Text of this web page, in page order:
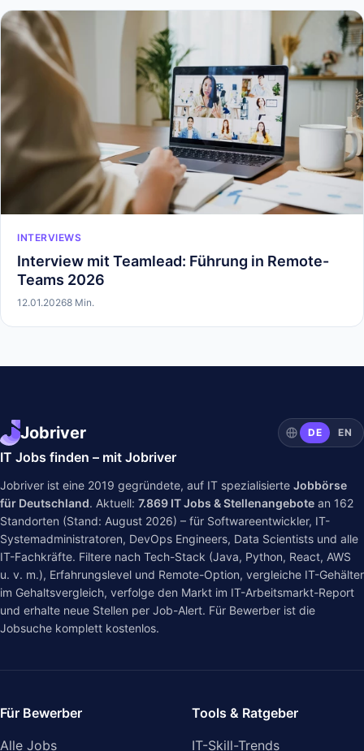
INTERVIEWS
Interview mit Teamlead: Führung in Remote-
Teams 2026
12.01.20268 Min.
Jobriver DE EN
IT Jobs finden – mit Jobriver
Jobriver ist eine 2019 gegründete, auf IT spezialisierte Jobbörse
für Deutschland. Aktuell: 7.869 IT Jobs & Stellenangebote an 162
Standorten (Stand: August 2026) – für Softwareentwickler, IT-
Systemadministratoren, DevOps Engineers, Data Scientists und alle
IT-Fachkräfte. Filtere nach Tech-Stack (Java, Python, React, AWS
u. v. m.), Erfahrungslevel und Remote-Option, vergleiche IT-Gehälter
im Gehaltsvergleich, verfolge den Markt im IT-Arbeitsmarkt-Report
und erhalte neue Stellen per Job-Alert. Für Bewerber ist die
Jobsuche komplett kostenlos.
Für Bewerber
Alle Jobs
Tools & Ratgeber
IT-Skill-Trends